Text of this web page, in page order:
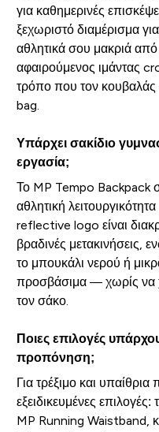
για καθημερινές
ξεχωριστό διαμέρισμα
αθλητικά σου μακριά
αφαιρούμενος ιμάντας
τρόπο που τον
bag.
Υπάρχει σακίδιο
εργασία;
Το MP Tempo Backpack
αθλητική
reflective logo είναι
βραδινές μετακινήσεις,
το μπουκάλι νερού ή
προσβάσιμα — χωρίς να
τον σάκο.
Ποιες επιλογές
προπόνηση;
Για τρέξιμο και
εξειδικευμένες
MP Running Waistband,